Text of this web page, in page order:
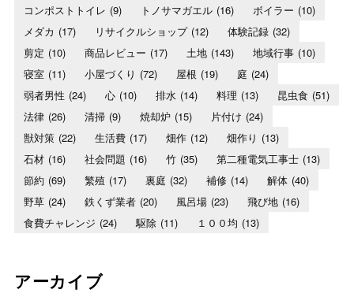
コンポストトイレ (9) トノサマガエル (16) ボイラー (10)
メダカ (17) リサイクルショップ (12) 体験記録 (32)
剪定 (10) 商品レビュー (17) 土地 (143) 地域行事 (10)
寝室 (11) 小屋づくり (72) 屋根 (19) 庭 (24)
弱者男性 (24) 心 (10) 排水 (14) 料理 (13) 昆虫食 (51)
法律 (26) 清掃 (9) 焼却炉 (15) 片付け (24)
獣対策 (22) 生活費 (17) 畑作 (12) 畑作り (13)
石材 (16) 社会問題 (16) 竹 (35) 第二種電気工事士 (13)
節約 (69) 繁殖 (17) 裏庭 (32) 補修 (14) 解体 (40)
野草 (24) 鉄くず業者 (20) 風呂場 (23) 飛び地 (16)
食費チャレンジ (24) 駆除 (11) １００均 (13)
アーカイブ